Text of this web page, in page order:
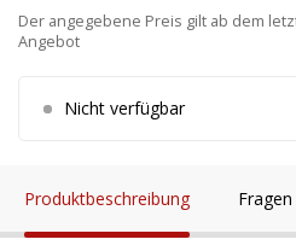
Der angegebene Preis gilt ab dem
Angebot
Nicht verfügbar
Produktbeschreibung Fragen